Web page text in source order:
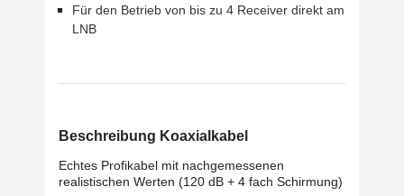
Für den Betrieb von bis zu 4 Receiver direkt am
LNB
Beschreibung Koaxialkabel
Echtes Profikabel mit nachgemessenen
realistischen Werten (120 dB + 4 fach Schirmung)